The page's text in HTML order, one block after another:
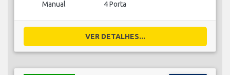
Manual 4 Porta
VER DETALHES...